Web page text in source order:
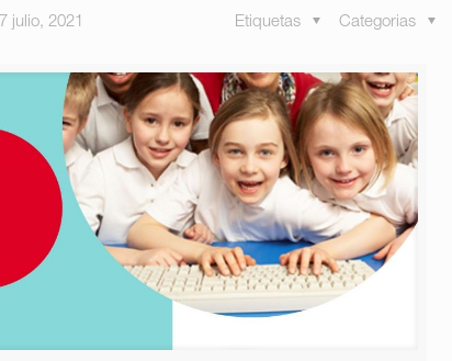
7 julio, 2021 Categorias
Etiquetas